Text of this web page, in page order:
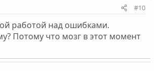
#10
работой над ошибками.
Потому что мозг в этот момент